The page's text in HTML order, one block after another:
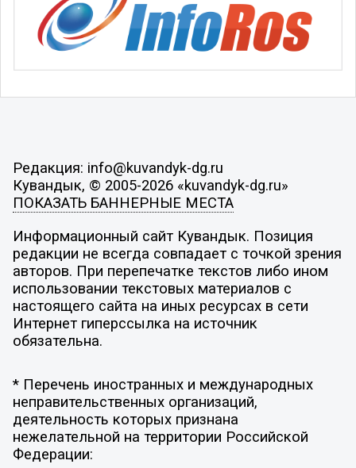
Редакция: info@kuvandyk-dg.ru
Кувандык, © 2005-2026 «kuvandyk-dg.ru»
ПОКАЗАТЬ БАННЕРНЫЕ МЕСТА
Информационный сайт Кувандык. Позиция
редакции не всегда совпадает с точкой зрения
авторов. При перепечатке текстов либо ином
использовании текстовых материалов с
настоящего сайта на иных ресурсах в сети
Интернет гиперссылка на источник
обязательна.
* Перечень иностранных и международных
неправительственных организаций,
деятельность которых признана
нежелательной на территории Российской
Федерации: